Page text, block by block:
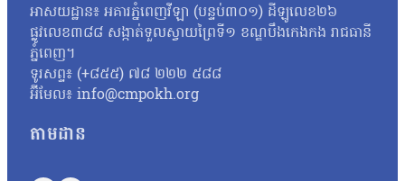
អាសយដ្ឋាន៖ អគារភ្នំពេញវីឡា (បន្ទប់៣០១) ដីឡូលេខ២៦
ផ្លូវលេខ៣៨៨ សង្កាត់ទួលស្វាយព្រៃទី១ ខណ្ឌបឹងកេងកង រាជធានី
ភ្នំពេញ។
ទូរសព្ទ៖ (+៨៥៥) ៧៨ ២២២ ៥៨៨
អ៊ីមែល៖ info@cmpokh.org
តាមដាន